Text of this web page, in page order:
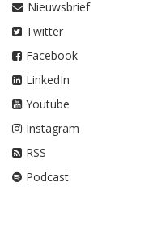
Nieuwsbrief
Twitter
Facebook
LinkedIn
Youtube
Instagram
RSS
Podcast